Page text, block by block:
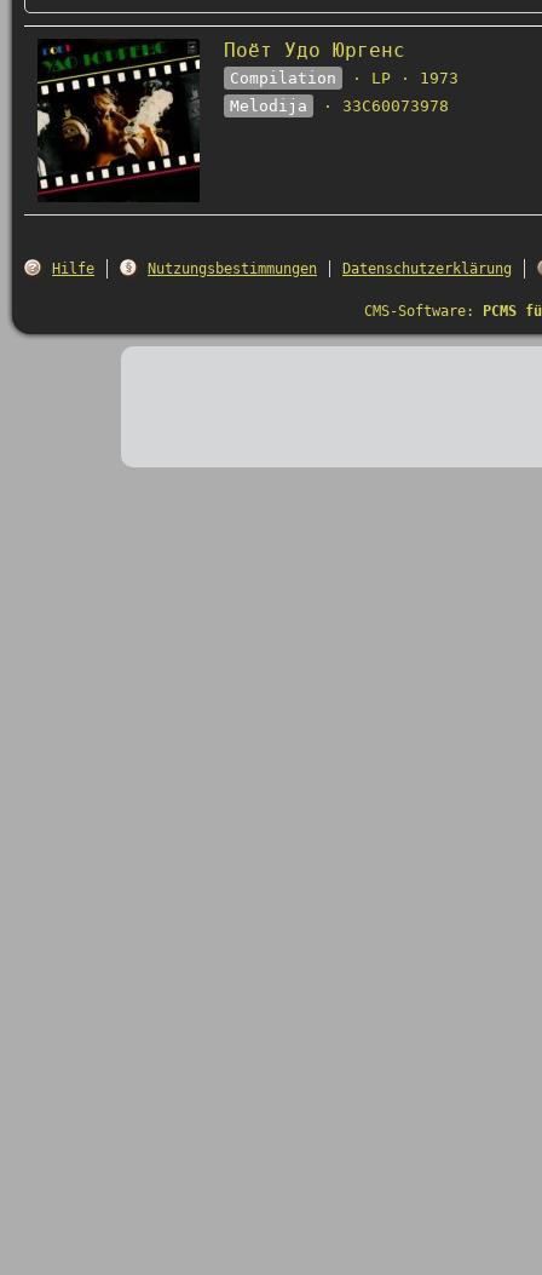
Поёт Удо Юргенс
Compilation
· LP · 1973
Melodija
· 33C60073978
Hilfe Nutzungsbestimmungen Datenschutzerklärung
CMS-Software: PCMS